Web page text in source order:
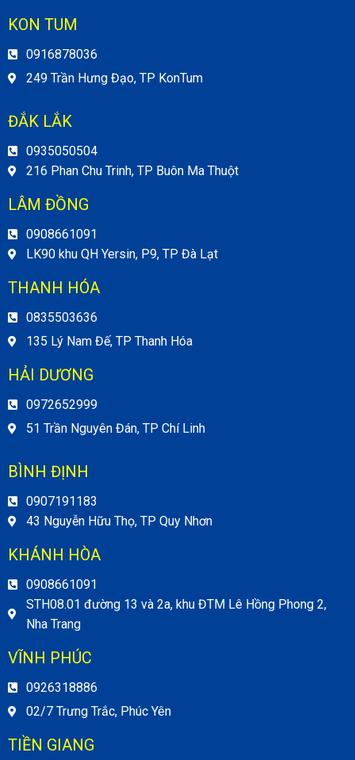
KON TUM
0916878036
249 Trần Hưng Đạo, TP KonTum
ĐẮK LẮK
0935050504
216 Phan Chu Trinh, TP Buôn Ma Thuột
LÂM ĐỒNG
0908661091
LK90 khu QH Yersin, P9, TP Đà Lạt
THANH HÓA
0835503636
135 Lý Nam Đế, TP Thanh Hóa
HẢI DƯƠNG
0972652999
51 Trần Nguyên Đán, TP Chí Linh
BÌNH ĐỊNH
0907191183
43 Nguyễn Hữu Thọ, TP Quy Nhơn
KHÁNH HÒA
0908661091
STH08.01 đường 13 và 2a, khu ĐTM Lê Hồng Phong 2,
Nha Trang
VĨNH PHÚC
0926318886
02/7 Trưng Trắc, Phúc Yên
TIỀN GIANG